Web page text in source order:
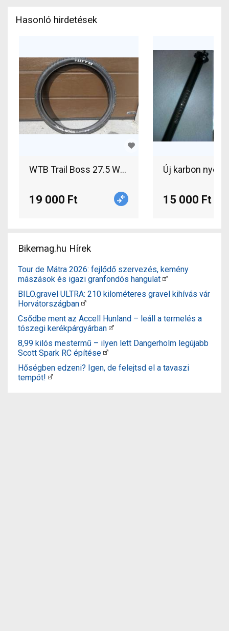
Hasonló hirdetések
WTB Trail Boss 27.5 WTB Trail Boss 27.5 2db
19 000 Ft
Új karbon
15 000 Ft
Bikemag.hu Hírek
Tour de Mátra 2026: fejlődő szervezés, kemény
mászások és igazi granfondós hangulat
BILO.gravel ULTRA: 210 kilométeres gravel kihívás vár
Horvátországban
Csődbe ment az Accell Hunland – leáll a termelés a
tószegi kerékpárgyárban
8,99 kilós mestermű – ilyen lett Dangerholm legújabb
Scott Spark RC építése
Hőségben edzeni? Igen, de felejtsd el a tavaszi
tempót!